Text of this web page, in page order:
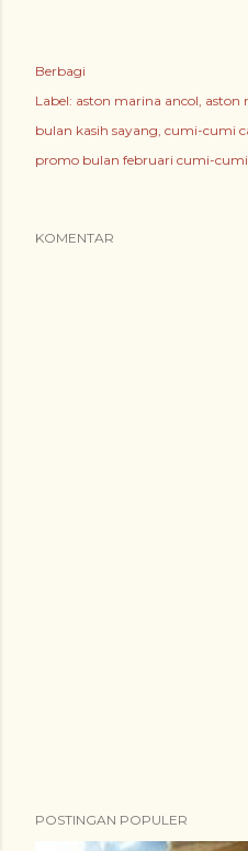
Berbagi
Label: aston marina ancol aston
bulan kasih sayang cumi-cumi
promo bulan februari cumi-cumi
KOMENTAR
POSTINGAN POPULER